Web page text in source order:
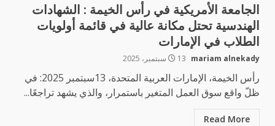
الجامعة الأمريكية في رأس الخيمة : الشهادات
الهندسية تحتل مكانة عالية في قائمة أولويات
الطلاب في الإمارات
mariam alnekady 13 سبتمبر، 2025
رأس الخيمة، الإمارات العربية المتحدة، 13سبتمبر 2025: في
ظلّ واقع سوق العمل المتغير باستمرار، والذي يشهد تراجعًا...
Read More